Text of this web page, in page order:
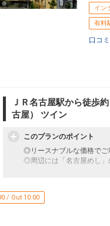
イン
有料
口コ
ＪＲ名古屋駅から徒歩
古屋） ツイン
このプランのポイント
◎リースナブルな価格でご
◎周辺には「名古屋めし」
●「食事なしプラン」と「
※ご覧のページがどちらか
禁煙ルームプランと喫煙
/ Out 10:00